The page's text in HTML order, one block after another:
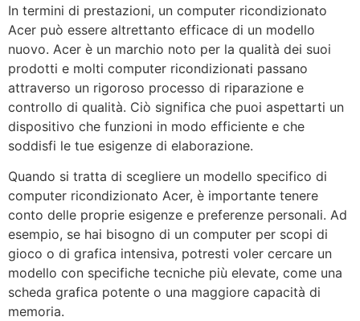
In termini di prestazioni, un computer ricondizionato
Acer può essere altrettanto efficace di un modello
nuovo. Acer è un marchio noto per la qualità dei suoi
prodotti e molti computer ricondizionati passano
attraverso un rigoroso processo di riparazione e
controllo di qualità. Ciò significa che puoi aspettarti un
dispositivo che funzioni in modo efficiente e che
soddisfi le tue esigenze di elaborazione.
Quando si tratta di scegliere un modello specifico di
computer ricondizionato Acer, è importante tenere
conto delle proprie esigenze e preferenze personali. Ad
esempio, se hai bisogno di un computer per scopi di
gioco o di grafica intensiva, potresti voler cercare un
modello con specifiche tecniche più elevate, come una
scheda grafica potente o una maggiore capacità di
memoria.